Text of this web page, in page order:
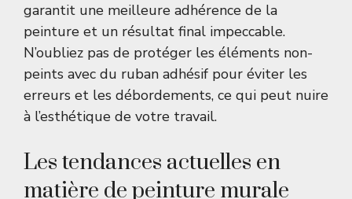
garantit une meilleure adhérence de la
peinture et un résultat final impeccable.
N’oubliez pas de protéger les éléments non-
peints avec du ruban adhésif pour éviter les
erreurs et les débordements, ce qui peut nuire
à l’esthétique de votre travail.
Les tendances actuelles en
matière de peinture murale